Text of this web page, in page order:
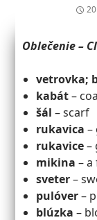
Oblečenie –
vetrovka;
kabát–
šál – scarf
rukavica –
rukavice–
mikina – a
sveter–
pulóver–
blúzka –